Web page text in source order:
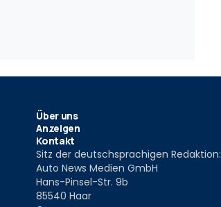
Über uns
Anzeigen
Kontakt
Sitz der deutschsprachigen Redaktion:
Auto News Medien GmbH
Hans-Pinsel-Str. 9b
85540 Haar